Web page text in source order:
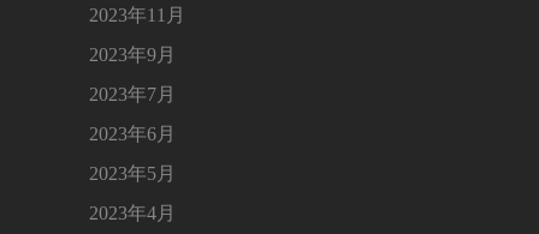
2023年11月
2023年9月
2023年7月
2023年6月
2023年5月
2023年4月